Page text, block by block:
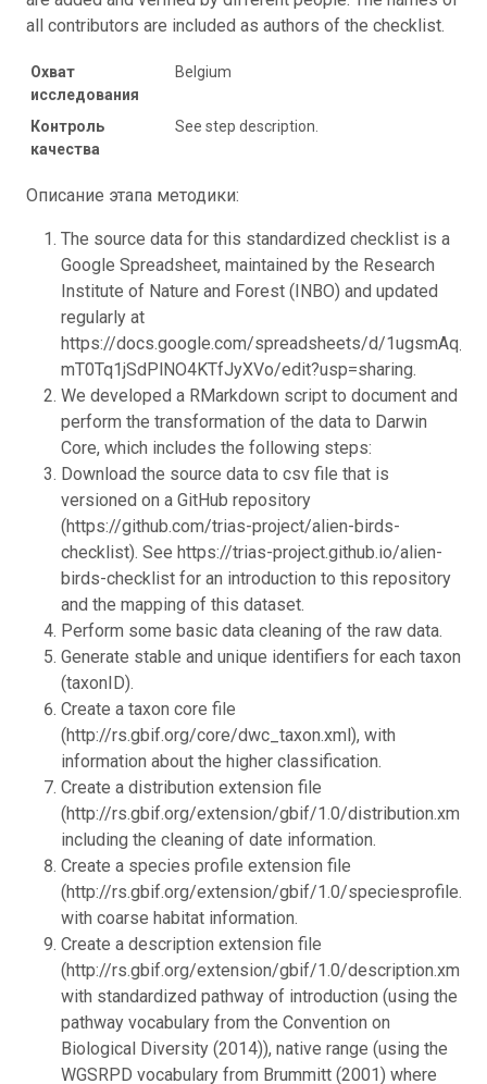
all contributors are included as authors of the checklist.
Охват
исследования
Belgium
Контроль
качества
See step description.
Описание этапа методики:
The source data for this standardized checklist is a
Google Spreadsheet, maintained by the Research
Institute of Nature and Forest (INBO) and updated
regularly at
https://docs.google.com/spreadsheets/d/
mT0Tq1jSdPlNO4KTfJyXVo/edit?usp=sharing.
We developed a RMarkdown script to document and
perform the transformation of the data to Darwin
Core, which includes the following steps:
Download the source data to csv file that is
versioned on a GitHub repository
(https://github.com/trias-project/alien-birds-
checklist). See https://trias-project.github.io/alien-
birds-checklist for an introduction to this repository
and the mapping of this dataset.
Perform some basic data cleaning of the raw data.
Generate stable and unique identifiers for each taxon
(taxonID).
Create a taxon core file
(http://rs.gbif.org/core/dwc_taxon.xml), with
information about the higher classification.
Create a distribution extension file
(http://rs.gbif.org/extension/gbif/1.0/distribution.xml),
including the cleaning of date information.
Create a species profile extension file
(http://rs.gbif.org/extension/gbif/1.0/
with coarse habitat information.
Create a description extension file
(http://rs.gbif.org/extension/gbif/1.0/description.xml),
with standardized pathway of introduction (using the
pathway vocabulary from the Convention on
Biological Diversity (2014)), native range (using the
WGSRPD vocabulary from Brummitt (2001) where